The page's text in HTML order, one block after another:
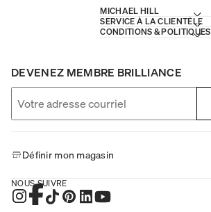
MICHAEL HILL
SERVICE À LA CLIENTÈLE
CONDITIONS & POLITIQUES
DEVENEZ MEMBRE BRILLIANCE
Définir mon magasin
NOUS SUIVRE